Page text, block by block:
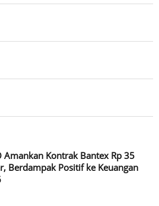
Amankan Kontrak Bantex Rp 35
Berdampak Positif ke Keuangan